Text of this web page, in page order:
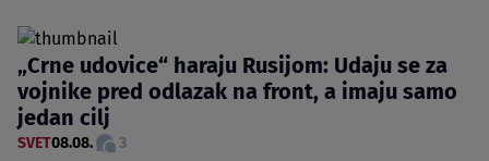
„Crne udovice“ haraju Rusijom: Udaju se za
vojnike pred odlazak na front, a imaju samo
jedan cilj
SVET08.08. 3